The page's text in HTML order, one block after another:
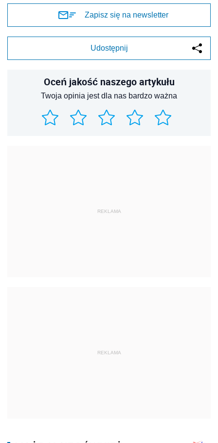
Zapisz się na newsletter
Udostępnij
Oceń jakość naszego artykułu
Twoja opinia jest dla nas bardzo ważna
REKLAMA
REKLAMA